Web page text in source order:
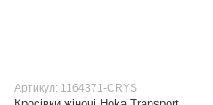
Артикул: 1164371-CRYS